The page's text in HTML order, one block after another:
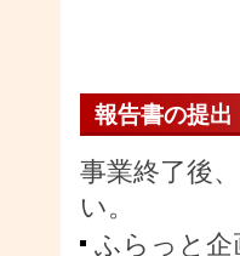
報告書の提出
事業終了後
い。
ふらっと